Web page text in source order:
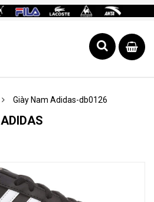
Giày Nam Adidas-db0126
ADIDAS